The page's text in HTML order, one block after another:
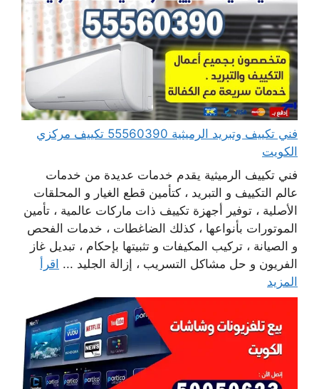
فني تكييف وتبريد الرميثية 55560390 تكييف مركزي
الكويت
فني تكييف الرميثية يقدم خدمات عديدة من خدمات
عالم التكييف و التبريد ، كتأمين قطع الغيار و المحلقات
الأصلية ، توفير أجهزة تكييف ذات ماركات عالمية ، تأمين
الموتورات بأنواعها ، كذلك الضاغطات ، خدمات الفحص
و الصيانة ، تركيب المكيفات و تثبيتها بإحكام ، تبديل غاز
الفريون و حل مشاكل التسريب ، إزالة الجليد ... اقرأ
المزيد